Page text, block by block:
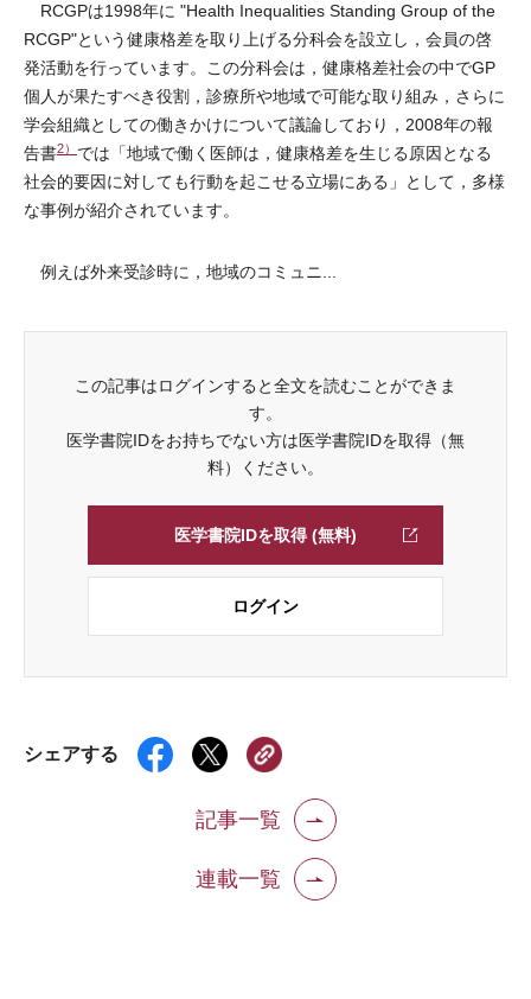
RCGPは1998年に "Health Inequalities Standing Group of the
RCGP"という健康格差を取り上げる分科会を設立し，会員の啓
発活動を行っています。この分科会は，健康格差社会の中でGP
個人が果たすべき役割，診療所や地域で可能な取り組み，さらに
学会組織としての働きかけについて議論しており，2008年の報
告書2） では「地域で働く医師は，健康格差を生じる原因となる
社会的要因に対しても行動を起こせる立場にある」として，多様
な事例が紹介されています。
例えば外来受診時に，地域のコミュニ...
この記事はログインすると全文を読むことができま
す。
医学書院IDをお持ちでない方は医学書院IDを取得（無
料）ください。
医学書院IDを取得 (無料)
ログイン
シェアする
記事一覧
連載一覧